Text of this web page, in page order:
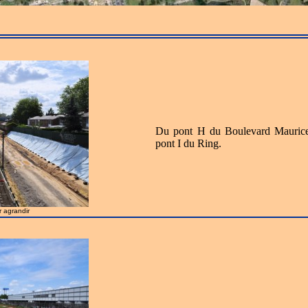
agrandir
Du pont H du Boulevard
pont I du Ring.